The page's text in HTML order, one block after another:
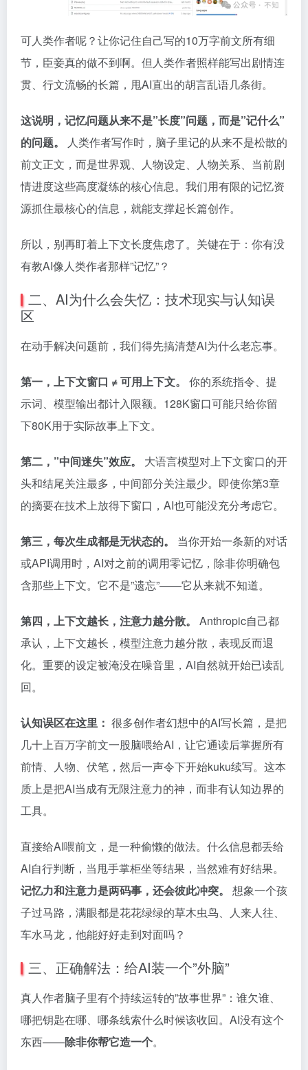
可人类作者呢？让你记住自己写的10万字前文所有细
节，臣妾真的做不到啊。但人类作者照样能写出剧情连
贯、行文流畅的长篇，甩AI直出的胡言乱语几条街。
这说明，记忆问题从来不是”长度”问题，而是”记什么”
的问题。
人类作者写作时，脑子里记的从来不是松散的
前文正文，而是世界观、人物设定、人物关系、当前剧
情进度这些高度凝练的核心信息。我们用有限的记忆资
源抓住最核心的信息，就能支撑起长篇创作。
所以，别再盯着上下文长度焦虑了。关键在于：你有没
有教AI像人类作者那样”记忆”？
二、AI为什么会失忆：技术现实与认知误
区
在动手解决问题前，我们得先搞清楚AI为什么老忘事。
第一，上下文窗口 ≠ 可用上下文。
你的系统指令、提
示词、模型输出都计入限额。128K窗口可能只给你留
下80K用于实际故事上下文。
第二，”中间迷失”效应。
大语言模型对上下文窗口的开
头和结尾关注最多，中间部分关注最少。即使你第3章
的摘要在技术上放得下窗口，AI也可能没充分考虑它。
第三，每次生成都是无状态的。
当你开始一条新的对话
或API调用时，AI对之前的调用零记忆，除非你明确包
含那些上下文。它不是”遗忘”——它从来就不知道。
第四，上下文越长，注意力越分散。
Anthropic自己都
承认，上下文越长，模型注意力越分散，表现反而退
化。重要的设定被淹没在噪音里，AI自然就开始已读乱
回。
认知误区在这里： 很多创作者幻想中的AI写长篇，是把
几十上百万字前文一股脑喂给AI，让它通读后掌握所有
前情、人物、伏笔，然后一声令下开始kuku续写。这本
质上是把AI当成有无限注意力的神，而非有认知边界的
工具。
直接给AI喂前文，是一种偷懒的做法。什么信息都丢给
AI自行判断，当甩手掌柜坐等结果，当然难有好结果。
记忆力和注意力是两码事，还会彼此冲突。
想象一个孩
子过马路，满眼都是花花绿绿的草木虫鸟、人来人往、
车水马龙，他能好好走到对面吗？
三、正确解法：给AI装一个”外脑”
真人作者脑子里有个持续运转的”故事世界”：谁欠谁、
哪把钥匙在哪、哪条线索什么时候该收回。AI没有这个
东西——除非你帮它造一个。